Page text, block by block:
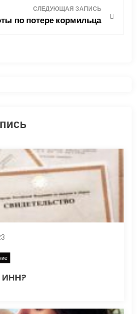
СЛЕДУЮЩАЯ ЗАПИСЬ
по потере кормильца
ИНН?